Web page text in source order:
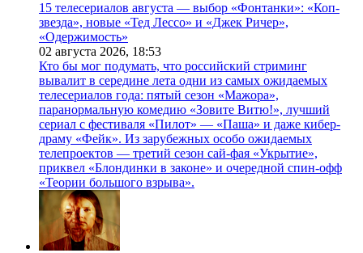
15 телесериалов августа — выбор «Фонтанки»: «Коп-
звезда», новые «Тед Лессо» и «Джек Ричер»,
«Одержимость»
02 августа 2026, 18:53
Кто бы мог подумать, что российский стриминг
вывалит в середине лета одни из самых ожидаемых
телесериалов года: пятый сезон «Мажора»,
паранормальную комедию «Зовите Витю!», лучший
сериал с фестиваля «Пилот» — «Паша» и даже кибер-
драму «Фейк». Из зарубежных особо ожидаемых
телепроектов — третий сезон сай-фая «Укрытие»,
приквел «Блондинки в законе» и очередной спин-офф
«Теории большого взрыва».